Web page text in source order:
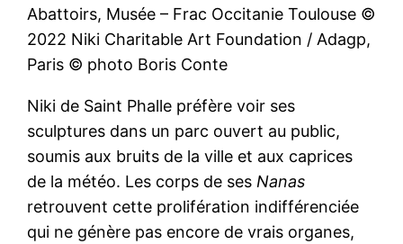
Abattoirs, Musée – Frac Occitanie Toulouse ©
2022 Niki Charitable Art Foundation / Adagp,
Paris © photo Boris Conte
Niki de Saint Phalle préfère voir ses
sculptures dans un parc ouvert au public,
soumis aux bruits de la ville et aux caprices
de la météo. Les corps de ses Nanas
retrouvent cette prolifération indifférenciée
qui ne génère pas encore de vrais organes,